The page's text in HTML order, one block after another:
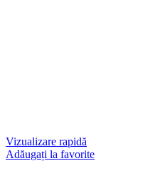
Vizualizare rapidă
Adăugați la favorite